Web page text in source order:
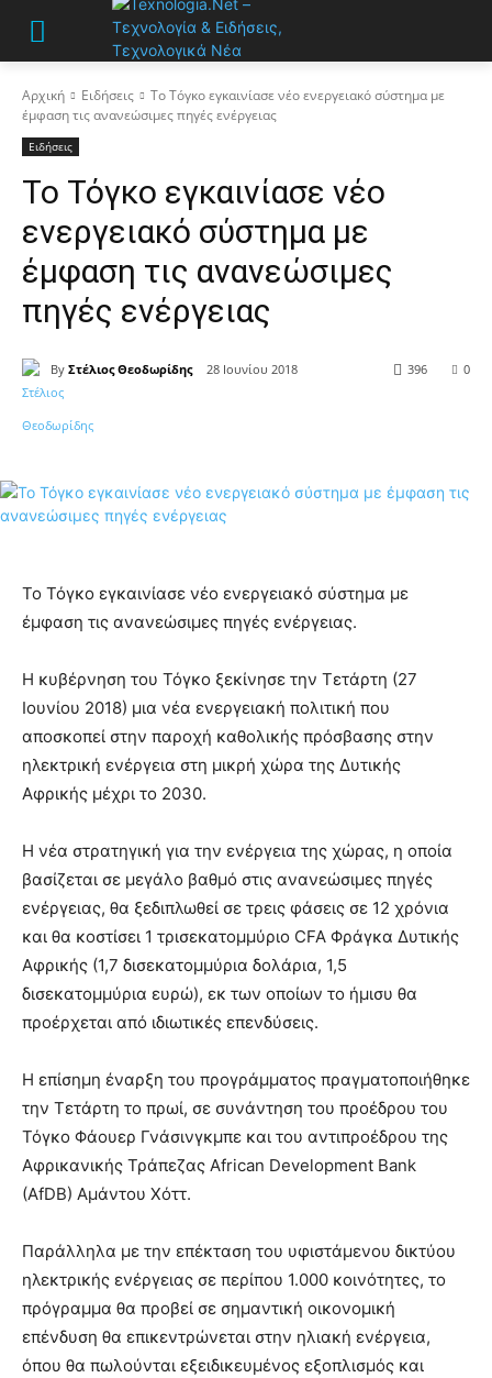
Αρχική Ειδήσεις
Το Τόγκο εγκαινίασε νέο ενεργειακό σύστημα με
έμφαση τις ανανεώσιμες πηγές ενέργειας
Ειδήσεις
Το Τόγκο εγκαινίασε νέο
ενεργειακό σύστημα με
έμφαση τις ανανεώσιμες
πηγές ενέργειας
By Στέλιος Θεοδωρίδης 28 Ιουνίου 2018 0
396
Το Τόγκο εγκαινίασε νέο ενεργειακό σύστημα με
έμφαση τις ανανεώσιμες πηγές ενέργειας.
Η κυβέρνηση του Τόγκο ξεκίνησε την Τετάρτη (27
Ιουνίου 2018) μια νέα ενεργειακή πολιτική που
αποσκοπεί στην παροχή καθολικής πρόσβασης στην
ηλεκτρική ενέργεια στη μικρή χώρα της Δυτικής
Αφρικής μέχρι το 2030.
Η νέα στρατηγική για την ενέργεια της χώρας, η οποία
βασίζεται σε μεγάλο βαθμό στις ανανεώσιμες πηγές
ενέργειας, θα ξεδιπλωθεί σε τρεις φάσεις σε 12 χρόνια
και θα κοστίσει 1 τρισεκατομμύριο CFA Φράγκα Δυτικής
Αφρικής (1,7 δισεκατομμύρια δολάρια, 1,5
δισεκατομμύρια ευρώ), εκ των οποίων το ήμισυ θα
προέρχεται από ιδιωτικές επενδύσεις.
Η επίσημη έναρξη του προγράμματος πραγματοποιήθηκε
την Τετάρτη το πρωί, σε συνάντηση του προέδρου του
Τόγκο Φάουερ Γνάσινγκμπε και του αντιπροέδρου της
Αφρικανικής Τράπεζας African Development Bank
(AfDB) Αμάντου Χόττ.
Παράλληλα με την επέκταση του υφιστάμενου δικτύου
ηλεκτρικής ενέργειας σε περίπου 1.000 κοινότητες, το
πρόγραμμα θα προβεί σε σημαντική οικονομική
επένδυση θα επικεντρώνεται στην ηλιακή ενέργεια,
όπου θα πωλούνται εξειδικευμένος εξοπλισμός και